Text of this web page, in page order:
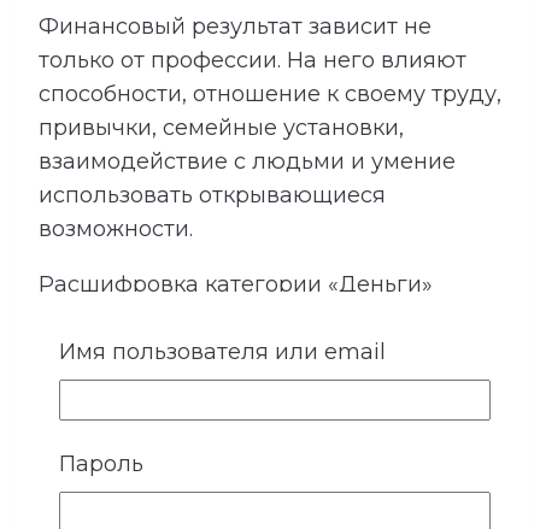
Финансовый результат зависит не
только от профессии. На него влияют
способности, отношение к своему труду,
привычки, семейные установки,
взаимодействие с людьми и умение
использовать открывающиеся
возможности.
Расшифровка категории «Деньги»
деятельности, качества, необходимые
для успеха, возможные причины
лишних расходов, внутренние
препятствия для заработка и условия
более устойчивого денежного потока.
Имя пользователя или email
Пароль